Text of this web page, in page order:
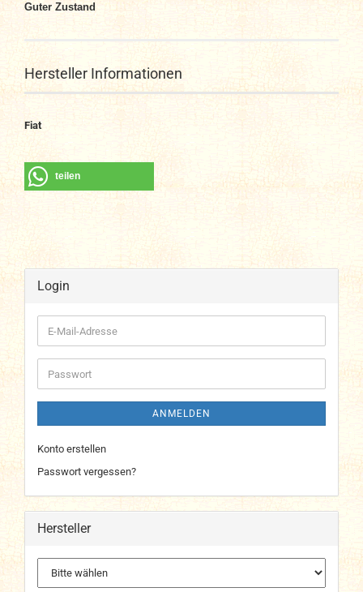
Guter Zustand
Hersteller Informationen
Fiat
teilen
Login
E-
Mail-
Adresse
Passwort
ANMELDEN
Konto erstellen
Passwort vergessen?
Hersteller